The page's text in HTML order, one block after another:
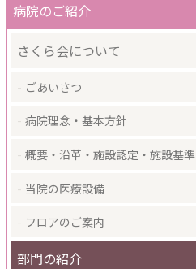
病院のご紹介
さくら会について
ごあいさつ
病院理念・基本方針
概要・沿革・施設認定・施設基準
当院の医療設備
フロアのご案内
部門の紹介